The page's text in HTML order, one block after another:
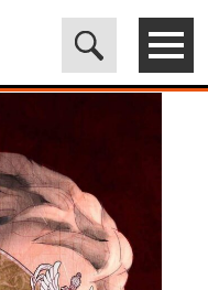
サイト - 株式会社ICE>